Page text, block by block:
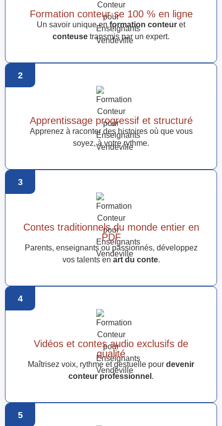
Formation conteur·se 100 % en ligne
Un savoir unique en formation conteur et
conteuse transmis par un expert.
2
Apprentissage progressif et structuré
Apprenez à raconter des histoires où que vous
soyez, à votre rythme.
3
Contes traditionnels du monde entier en
PDF
Parents, enseignants ou passionnés, développez
vos talents en art du conte.
4
Vidéos et contes audio exclusifs de
qualité
Maîtrisez voix, rythme et gestuelle pour devenir
conteur professionnel .
5